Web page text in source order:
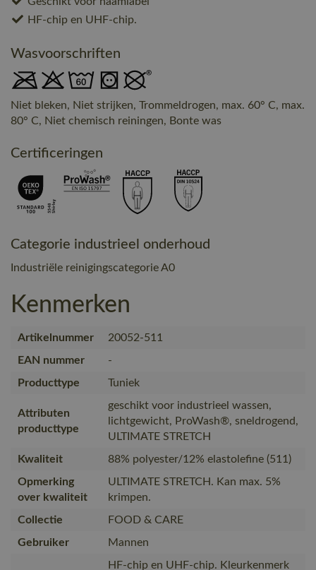
HF-chip en UHF-chip.
Wasvoorschriften
Niet bleken, Niet strijken, Trommeldrogen, max. 60° C, max.
80° C, Niet chemisch reiningen, Bonte was
Certificeringen
Categorie industrieel onderhoud
Industriële reinigingscategorie A0
Kenmerken
Artikelnummer
20052-511
EAN nummer
-
Producttype
Tuniek
Attributen
producttype
geschikt voor industrieel wassen,
lichtgewicht, ProWash®, sneldrogend,
ULTIMATE STRETCH
Kwaliteit
88% polyester/12% elastolefine (511)
Opmerking
over kwaliteit
ULTIMATE STRETCH. Kan max. 5%
krimpen.
Collectie
FOOD & CARE
Gebruiker
Mannen
HF-chip en UHF-chip. Kleurkenmerk